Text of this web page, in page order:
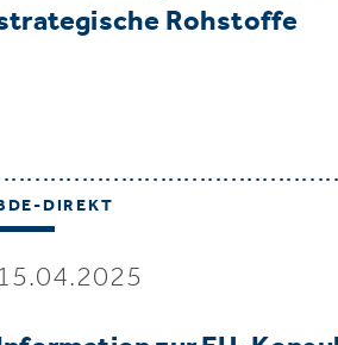
Rohstoffe
DIREKT
15.04.2025